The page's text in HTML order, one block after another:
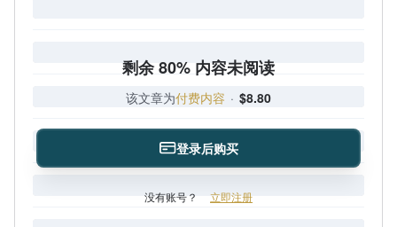
剩余 80% 内容未阅读
该文章为付费内容 · $8.80
登录后购买
没有账号？ 立即注册